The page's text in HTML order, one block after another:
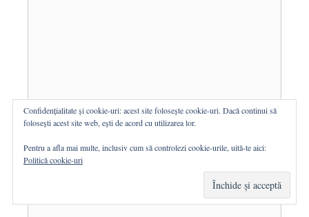
Confidențialitate și cookie-uri: acest site folosește cookie-uri. Dacă continui să
folosești acest site web, ești de acord cu utilizarea lor.
Pentru a afla mai multe, inclusiv cum să controlezi cookie-urile, uită-te aici:
Politică cookie-uri